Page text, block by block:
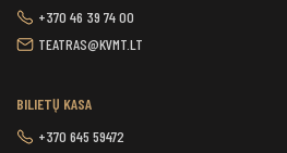
+370 46 39 74 00
TEATRAS@KVMT.LT
BILIETŲ KASA
+370 645 59472